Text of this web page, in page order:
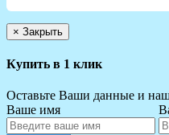
× Закрыть
Купить в 1 клик
Оставьте Ваши данные и наш
Ваше имя